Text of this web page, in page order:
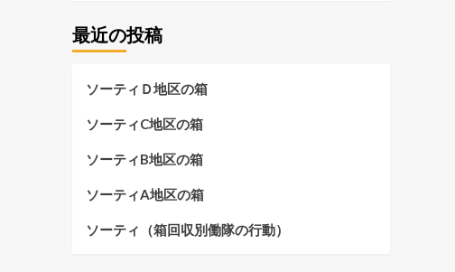
最近の投稿
ソーティＤ地区の箱
ソーティC地区の箱
ソーティB地区の箱
ソーティA地区の箱
ソーティ（箱回収別働隊の行動）